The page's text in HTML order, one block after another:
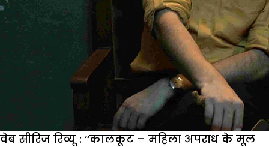
वेब सीरिज रिव्यू : ‘‘कालकूट – महिला अपराध के मूल